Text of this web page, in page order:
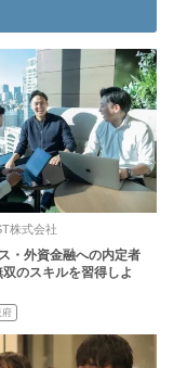
株式会社
・外資金融への内定者
双のスキルを習得しよ
府